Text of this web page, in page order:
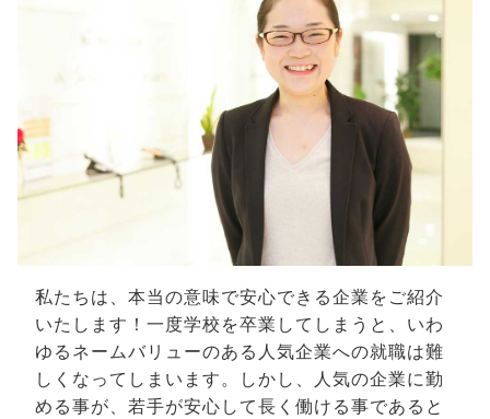
私たちは、本当の意味で安心できる企業をご紹介
いたします！一度学校を卒業してしまうと、いわ
ゆるネームバリューのある人気企業への就職は難
しくなってしまいます。しかし、人気の企業に勤
める事が、若手が安心して長く働ける事であると